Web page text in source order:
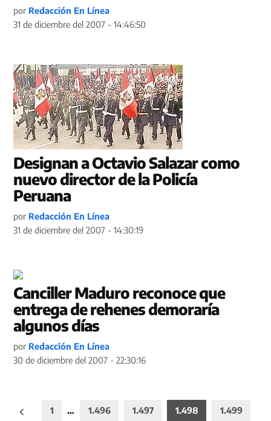
por Redacción En Línea
31 de diciembre del 2007 - 14:46:50
Designan a Octavio Salazar como
nuevo director de la Policía
Peruana
por Redacción En Línea
31 de diciembre del 2007 - 14:30:19
Canciller Maduro reconoce que
entrega de rehenes demoraría
algunos días
por Redacción En Línea
30 de diciembre del 2007 - 22:30:16
Paginación
1 … 1.496 1.497 1.498 1.499